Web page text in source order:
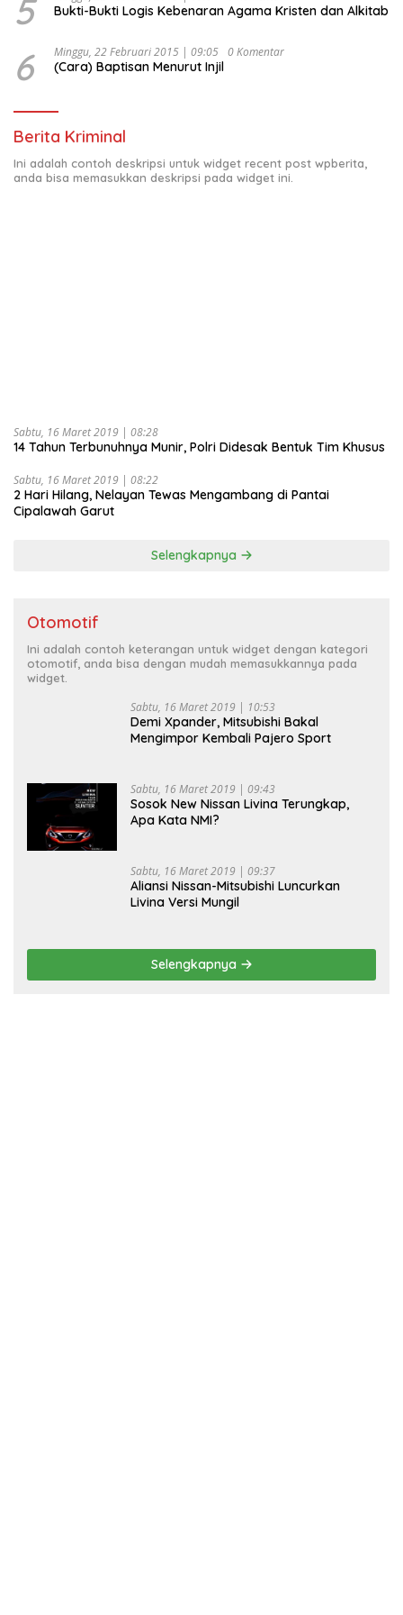
5 Bukti-Bukti Logis Kebenaran Agama Kristen dan Alkitab
6 Minggu, 22 Februari 2015 | 09:05 0 Komentar
(Cara) Baptisan Menurut Injil
Berita Kriminal
Ini adalah contoh deskripsi untuk widget recent post wpberita,
anda bisa memasukkan deskripsi pada widget ini.
Sabtu, 16 Maret 2019 | 08:28
14 Tahun Terbunuhnya Munir, Polri Didesak Bentuk Tim Khusus
Sabtu, 16 Maret 2019 | 08:22
2 Hari Hilang, Nelayan Tewas Mengambang di Pantai
Cipalawah Garut
Selengkapnya
Otomotif
Ini adalah contoh keterangan untuk widget dengan kategori
otomotif, anda bisa dengan mudah memasukkannya pada
widget.
Sabtu, 16 Maret 2019 | 10:53
Demi Xpander, Mitsubishi Bakal
Mengimpor Kembali Pajero Sport
Sabtu, 16 Maret 2019 | 09:43
Sosok New Nissan Livina Terungkap,
Apa Kata NMI?
Sabtu, 16 Maret 2019 | 09:37
Aliansi Nissan-Mitsubishi Luncurkan
Livina Versi Mungil
Selengkapnya